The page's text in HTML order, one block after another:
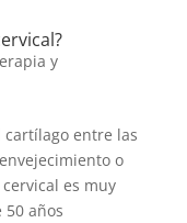
y
cartílago entre las
o
es muy
años